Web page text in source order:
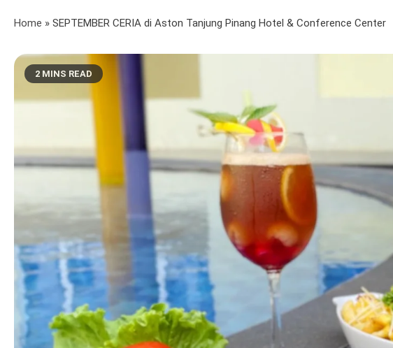
Home » SEPTEMBER CERIA di Aston Tanjung Pinang Hotel & Conference Center
2 MINS READ